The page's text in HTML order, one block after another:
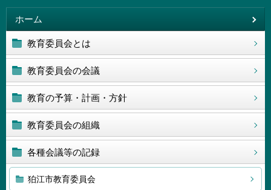
ホーム
教育委員会とは
教育委員会の会議
教育の予算・計画・方針
教育委員会の組織
各種会議等の記録
狛江市教育委員会